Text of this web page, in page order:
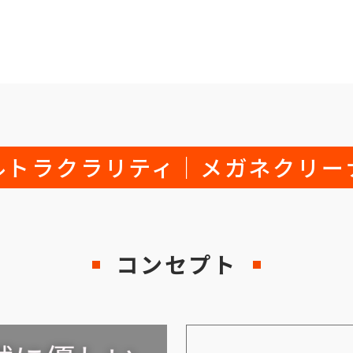
ラクラリティ｜メガネクリー
コンセプト